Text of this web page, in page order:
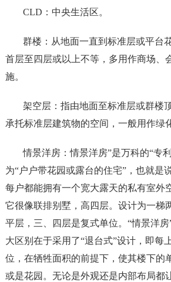
CLD：中央生活区。
群楼：从地面一直到标准层或平台
首层至四层或以上不等，多用作商场、
施。
架空层：指由地面至标准层或群楼
承托标准层建筑物的空间，一般用作绿
情景洋房：情景洋房”是万科的“专
为“户户带花园或露台的住宅”，也就是
每户都能拥有一个宽大露天的私有室外
它很像联排别墅，高四层。设计为一梯
平层，三、四层是复式单位。“情景洋
大区别在于采用了“退台式”设计，即每
位，在牺牲面积的前提下，使其楼下的
或是花园。无论是外观还是内部布局都